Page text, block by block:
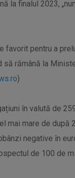
la finalul 2023,
favorit pentru a
să rămână la
)
în valută de
mai mare de
negative în
de 100 de